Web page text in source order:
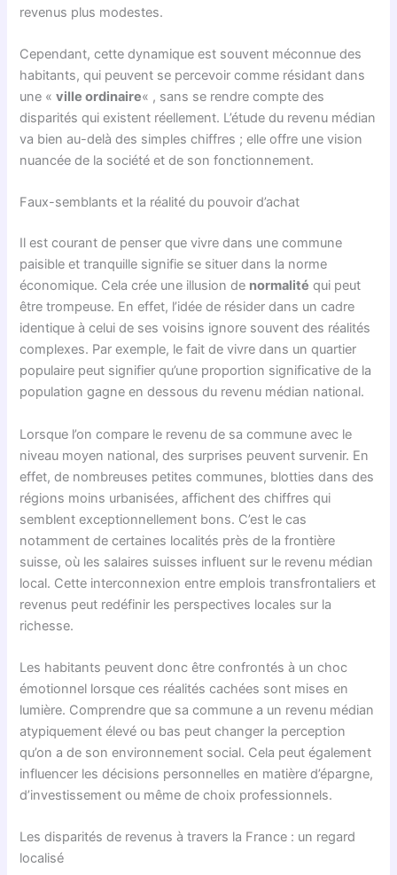
revenus plus modestes.
Cependant, cette dynamique est souvent méconnue des
habitants, qui peuvent se percevoir comme résidant dans
une «ville ordinaire« , sans se rendre compte des
disparités qui existent réellement. L’étude du revenu médian
va bien au-delà des simples chiffres ; elle offre une vision
nuancée de la société et de son fonctionnement.
Faux-semblants et la réalité du pouvoir d’achat
Il est courant de penser que vivre dans une commune
paisible et tranquille signifie se situer dans la norme
économique. Cela crée une illusion de normalité qui peut
être trompeuse. En effet, l’idée de résider dans un cadre
identique à celui de ses voisins ignore souvent des réalités
complexes. Par exemple, le fait de vivre dans un quartier
populaire peut signifier qu’une proportion significative de la
population gagne en dessous du revenu médian national.
Lorsque l’on compare le revenu de sa commune avec le
niveau moyen national, des surprises peuvent survenir. En
effet, de nombreuses petites communes, blotties dans des
régions moins urbanisées, affichent des chiffres qui
semblent exceptionnellement bons. C’est le cas
notamment de certaines localités près de la frontière
suisse, où les salaires suisses influent sur le revenu médian
local. Cette interconnexion entre emplois transfrontaliers et
revenus peut redéfinir les perspectives locales sur la
richesse.
Les habitants peuvent donc être confrontés à un choc
émotionnel lorsque ces réalités cachées sont mises en
lumière. Comprendre que sa commune a un revenu médian
atypiquement élevé ou bas peut changer la perception
qu’on a de son environnement social. Cela peut également
influencer les décisions personnelles en matière d’épargne,
d’investissement ou même de choix professionnels.
Les disparités de revenus à travers la France : un regard
localisé